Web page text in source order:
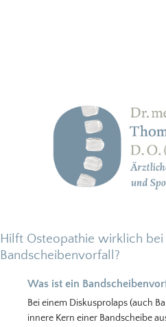
Hilft Osteopathie wirklich bei
Bandscheibenvorfall?
Was ist ein
Bei einem Diskusprolaps (auch
innere Kern einer Bandscheibe